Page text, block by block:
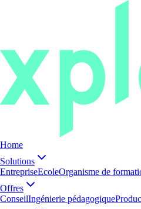
Home
Solutions
EntrepriseEcoleOrganisme de
Offres
ConseilIngénierie pédagogique